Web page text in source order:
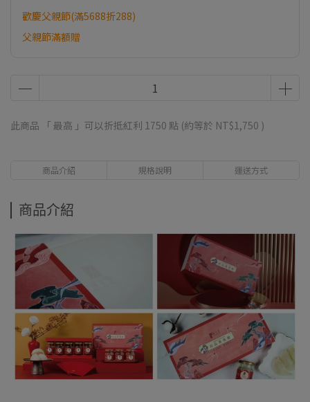
歡慶父親節(滿5688折288)
父親節滿額贈
此商品 「 最高 」可以折抵紅利 1750 點 (約等於 NT$1,750 )
商品介紹 規格說明 運送方式
商品介紹